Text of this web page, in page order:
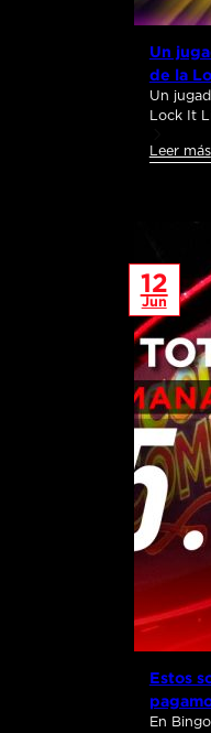
Un
de la
Un
Lock It
Leer más
12
Jun
Estos
En